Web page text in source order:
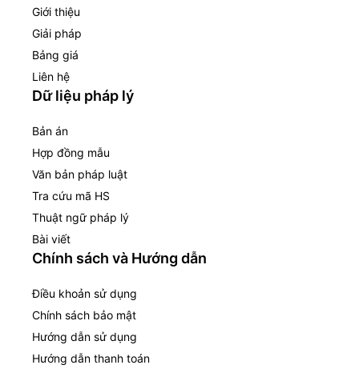
Giới thiệu
Giải pháp
Bảng giá
Liên hệ
Dữ liệu pháp lý
Bản án
Hợp đồng mẫu
Văn bản pháp luật
Tra cứu mã HS
Thuật ngữ pháp lý
Bài viết
Chính sách và Hướng dẫn
Điều khoản sử dụng
Chính sách bảo mật
Hướng dẫn sử dụng
Hướng dẫn thanh toán